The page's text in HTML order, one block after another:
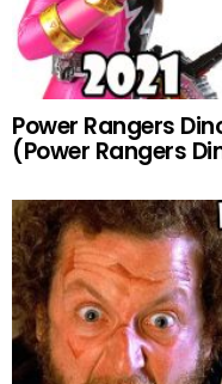
Power Rangers
(Power Rangers